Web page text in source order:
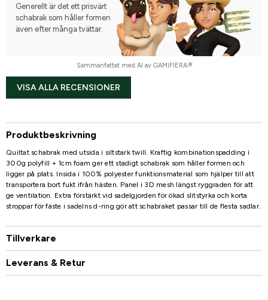
Generellt är det ett prisvärt
schabrak som håller formen
även efter många tvättar.
Sammanfattat med AI av GAMIFIERA.®
VISA ALLA RECENSIONER
Produktbeskrivning
Quiltat schabrak med utsida i siltstark twill. Kraftig kombinationspadding i
300g polyfill + 1cm foam ger ett stadigt schabrak som håller formen och
ligger på plats. Insida i 100% polyester funktionsmaterial som hjälper till att
transportera bort fukt ifrån hästen. Panel i 3D mesh längst ryggraden för att
ge ventilation. Extra förstärkt vid sadelgjorden för ökad slitstyrka och korta
stroppar för fäste i sadelns d-ring gör att schabraket passar till de flesta sadlar.
Tillverkare
Leverans & Retur